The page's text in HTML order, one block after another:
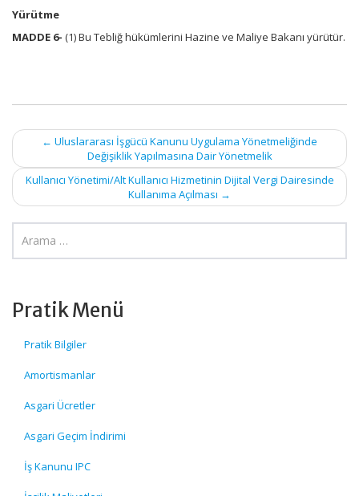
Yürütme
MADDE 6- (1) Bu Tebliğ hükümlerini Hazine ve Maliye Bakanı yürütür.
Post
navigation
← Uluslararası İşgücü Kanunu Uygulama Yönetmeliğinde
Değişiklik Yapılmasına Dair Yönetmelik
Kullanıcı Yönetimi/Alt Kullanıcı Hizmetinin Dijital Vergi Dairesinde
Kullanıma Açılması →
Pratik Menü
Pratik Bilgiler
Amortismanlar
Asgari Ücretler
Asgari Geçim İndirimi
İş Kanunu IPC